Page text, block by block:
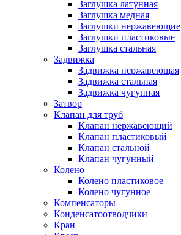
Заглушка латунная
Заглушка медная
Заглушки нержавеющие
Заглушки пластиковые
Заглушка стальная
Задвижка
Задвижка нержавеющая
Задвижка стальная
Задвижка чугунная
Затвор
Клапан для труб
Клапан нержавеющий
Клапан пластиковый
Клапан стальной
Клапан чугунный
Колено
Колено пластиковое
Колено чугунное
Компенсаторы
Конденсатоотводчики
Кран